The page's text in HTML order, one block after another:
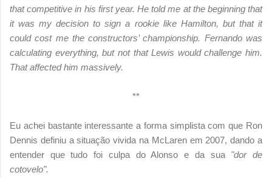
that competitive in his first year. He told me at the beginning that
it was my decision to sign a rookie like Hamilton, but that it
could cost me the constructors’ championship. Fernando was
calculating everything, but not that Lewis would challenge him.
That affected him massively.
**
Eu achei bastante interessante a forma simplista com que Ron
Dennis definiu a situação vivida na McLaren em 2007, dando a
entender que tudo foi culpa do Alonso e da sua "dor de
cotovelo".